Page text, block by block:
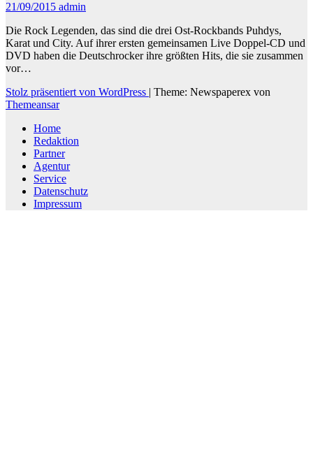
21/09/2015 admin
Die Rock Legenden, das sind die drei Ost-Rockbands Puhdys,
Karat und City. Auf ihrer ersten gemeinsamen Live Doppel-CD und
DVD haben die Deutschrocker ihre größten Hits, die sie zusammen
vor…
Stolz präsentiert von WordPress | Theme: Newspaperex von
Themeansar
Home
Redaktion
Partner
Agentur
Service
Datenschutz
Impressum